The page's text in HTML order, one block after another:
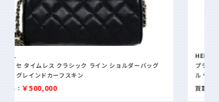
プティアッシュ ソー トートバッグ EQUATEUR 赤道直下 トワ
ル ヴァッシュハンター
買取価格：